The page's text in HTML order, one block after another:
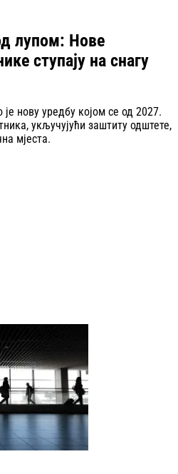
лупом: Нове
ступају на снагу
нову уредбу којом се од 2027.
укључујући заштиту одштете,
мјеста.